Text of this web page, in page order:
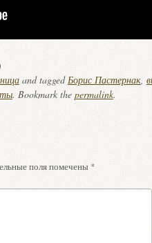
and taggedБорис Пастернак,
. Bookmark the permalink.
поля помечены *